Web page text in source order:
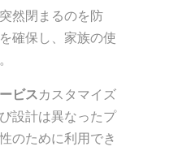
然閉まるのを防
確保し、家族の使
ビスカスタマイズ
設計は異なったプ
のために利用でき